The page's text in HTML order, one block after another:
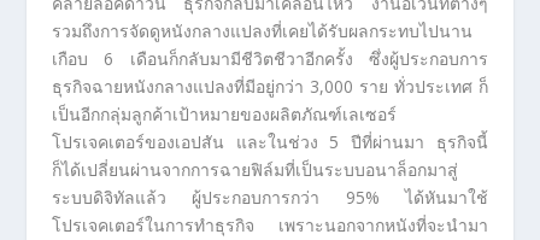
รวมถึงการจัดดูหนังกลางแปลงที่เคยได้รับผลกระทบไปนาน
เกือบ 6 เดือนก็กลับมามีชีวิตชีวาอีกครั้ง ซึ่งผู้ประกอบการ
ธุรกิจฉายหนังกลางแปลงที่มีอยู่กว่า 3,000 ราย ทั่วประเทศ ก็
เป็นอีกกลุ่มลูกค้าเป้าหมายของผลิตภัณฑ์เลเซอร์
โปรเจคเตอร์ของเอปสัน และในช่วง 5 ปีที่ผ่านมา ธุรกิจนี้
ก็ได้เปลี่ยนผ่านจากการฉายฟิล์มที่เป็นระบบอนาล็อกมาสู่
ระบบดิจิทัลแล้ว ผู้ประกอบการกว่า 95% ได้หันมาใช้
โปรเจคเตอร์ในการทำธุรกิจ เพราะนอกจากหนังที่จะนำมา